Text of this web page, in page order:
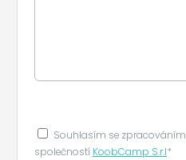
Souhlasím se
společností KoobCamp S.r.l*